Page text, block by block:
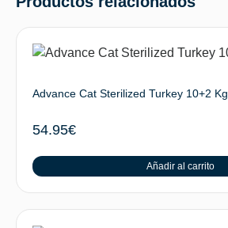
Advance Cat Sterilized Turkey 10+2 Kg
54.95€
Añadir al carrito